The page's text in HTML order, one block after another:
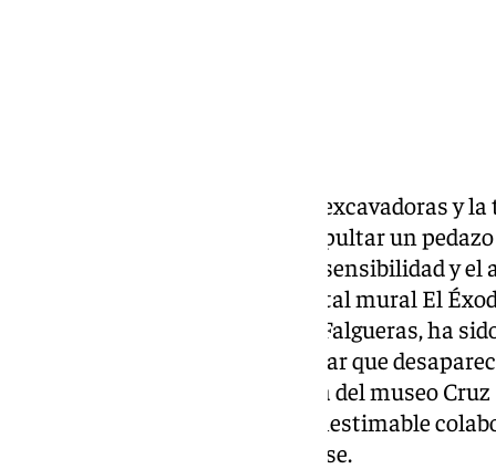
La Línea de la Concepción. Las excavadoras
la frontera amenazaban con sepultar un
del Campo de Gibraltar, pero la sensibilidad y
ganado la batalla. El monumental mural El
por el recordado artista Nacho Falgueras, ha
aduana entre La Línea y Gibraltar que
de la hija del artista, la directora del museo
edificio aduanero, amigos y la inestimable
cultura del ayuntamiento linense.